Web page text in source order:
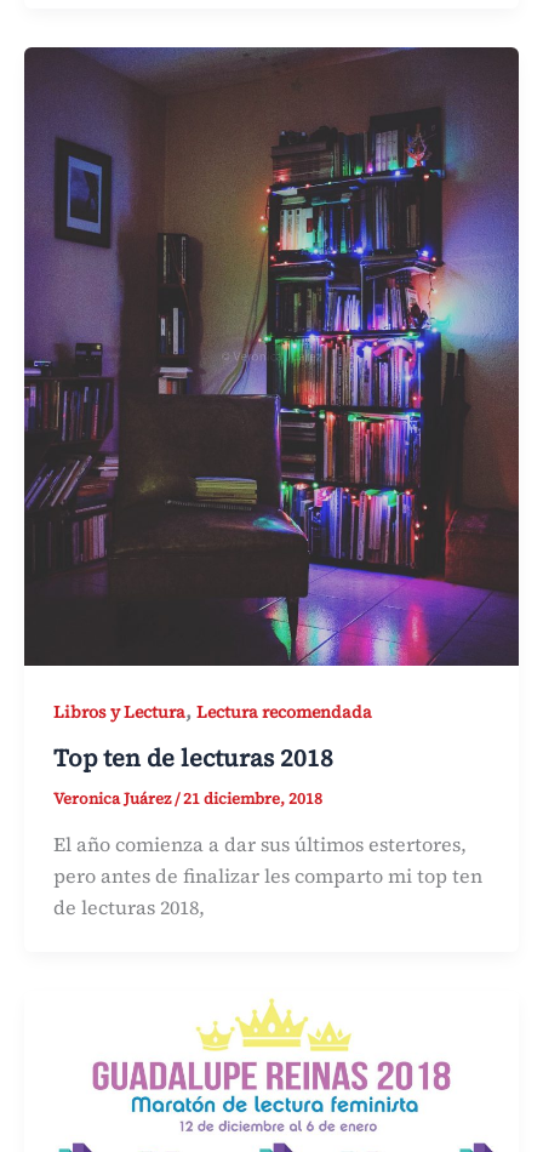
Libros y Lectura, Lectura recomendada
Top ten de lecturas 2018
Veronica Juárez/21 diciembre, 2018
El año comienza a dar sus últimos estertores,
pero antes de finalizar les comparto mi top ten
de lecturas 2018,